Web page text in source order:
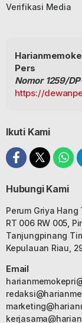
Verifikasi Media
Pers
Nomor 1259/
https://
Ikuti Kami
Hubungi Kami
Perum Griya Hang
RT 006 RW 005,
Tanjungpinang
Kepulauan Riau,
Email